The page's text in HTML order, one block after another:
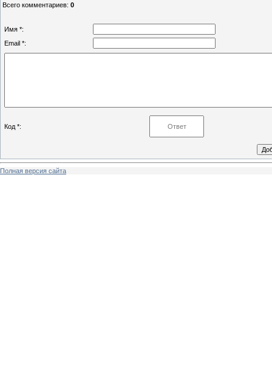
Всего комментариев: 0
Имя *:
Email *:
Код *:
Полная версия сайта